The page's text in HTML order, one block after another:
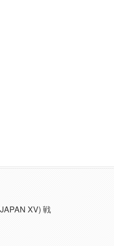
XV) 戦